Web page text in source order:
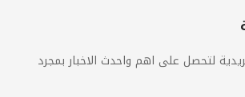
لتحصل على اهم واحدث الاخبار بمجرد